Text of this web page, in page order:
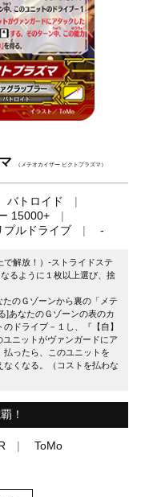
（メテオカイザー ビクトプラズマ）
バトロイド
15000+
プルドライブ -
で解放！）-ストライドステ
るように１枚以上選び、捨
たのＧゾーンから裏の「メテ
]あなたのＧゾーンの表のカ
ドライブ－１し、『【自】
ユニットがヴァンガードにア
払ったら、このユニットを
なくなる。（コストを払わな
！
ToMo